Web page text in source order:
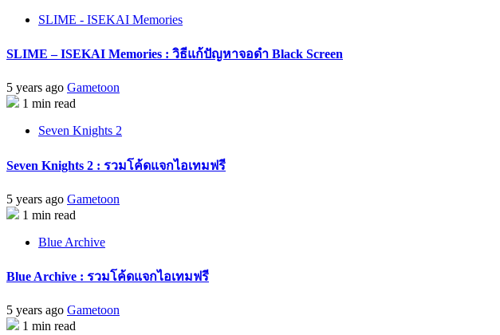
SLIME - ISEKAI Memories
SLIME – ISEKAI Memories : วิธีแก้ปัญหาจอดำ Black Screen
5 years ago Gametoon
1 min read
Seven Knights 2
Seven Knights 2 : รวมโค้ดแจกไอเทมฟรี
5 years ago Gametoon
1 min read
Blue Archive
Blue Archive : รวมโค้ดแจกไอเทมฟรี
5 years ago Gametoon
1 min read